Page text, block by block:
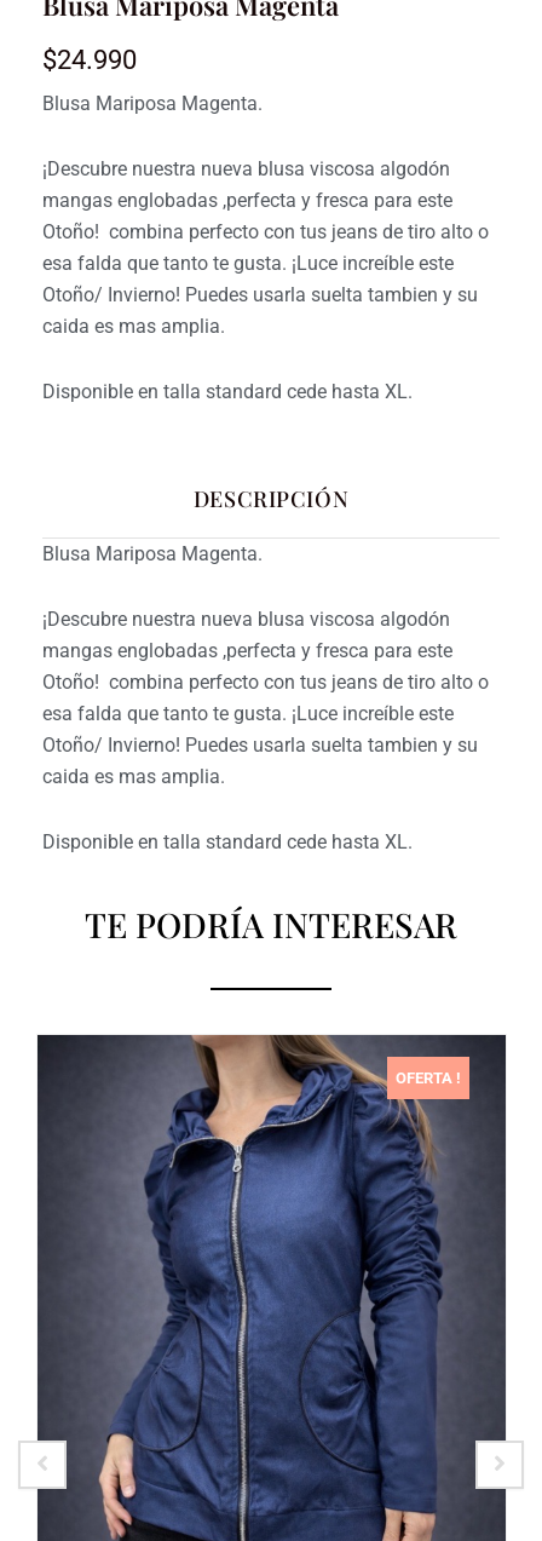
$24.990
Blusa Mariposa Magenta.
¡Descubre nuestra nueva blusa viscosa algodón
mangas englobadas ,perfecta y fresca para este
Otoño! combina perfecto con tus jeans de tiro alto o
esa falda que tanto te gusta. ¡Luce increíble este
Otoño/ Invierno! Puedes usarla suelta tambien y su
caida es mas amplia.
Disponible en talla standard cede hasta XL.
DESCRIPCIÓN
Blusa Mariposa Magenta.
¡Descubre nuestra nueva blusa viscosa algodón
mangas englobadas ,perfecta y fresca para este
Otoño! combina perfecto con tus jeans de tiro alto o
esa falda que tanto te gusta. ¡Luce increíble este
Otoño/ Invierno! Puedes usarla suelta tambien y su
caida es mas amplia.
Disponible en talla standard cede hasta XL.
TE PODRÍA INTERESAR
OFERTA !